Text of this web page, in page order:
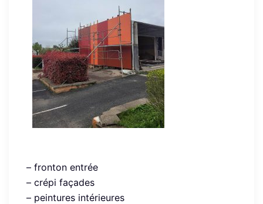
– fronton entrée
– crépi façades
– peintures intérieures